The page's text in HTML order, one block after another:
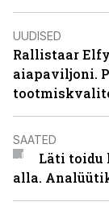
UUDISED
Rallistaar
aiapaviljoni.
SAATED
Läti toidu
alla.